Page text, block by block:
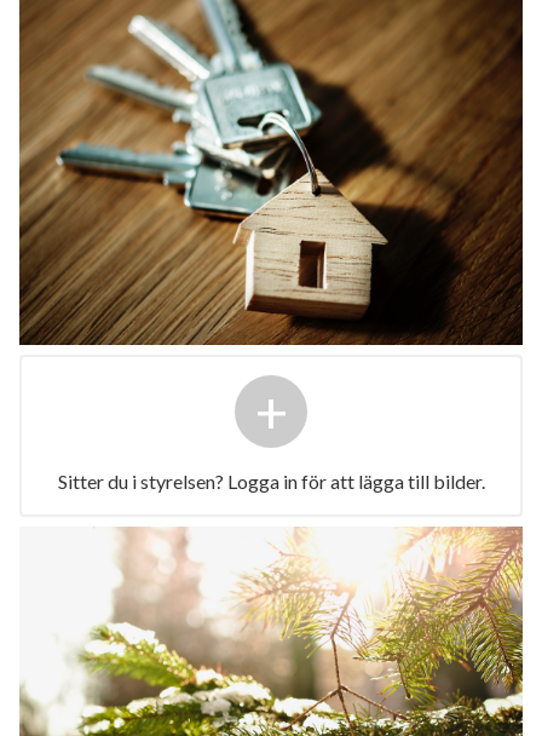
+
Sitter du i styrelsen? Logga in för att lägga till bilder.